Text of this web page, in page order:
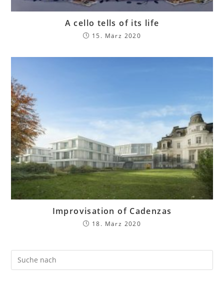
A cello tells of its life
15. März 2020
Improvisation of Cadenzas
18. März 2020